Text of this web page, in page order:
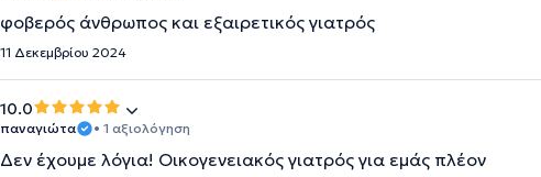
φοβερός άνθρωπος και εξαιρετικός γιατρός
11 Δεκεμβρίου 2024
10.0
παναγιώτα • 1 αξιολόγηση
Δεν έχουμε λόγια! Οικογενειακός γιατρός για εμάς πλέον